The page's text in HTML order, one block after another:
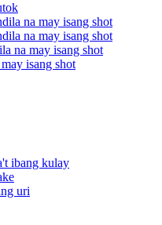
na may isang shot
na may isang shot
na may isang shot
isang shot
ibang kulay
uri